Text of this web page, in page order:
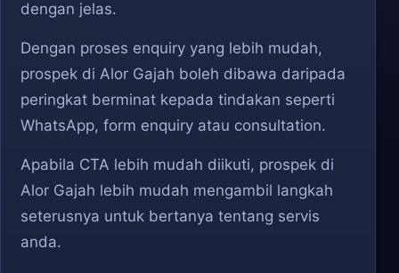
dengan jelas.
Dengan proses enquiry yang lebih mudah,
prospek di Alor Gajah boleh dibawa daripada
peringkat berminat kepada tindakan seperti
WhatsApp, form enquiry atau consultation.
Apabila CTA lebih mudah diikuti, prospek di
Alor Gajah lebih mudah mengambil langkah
seterusnya untuk bertanya tentang servis
anda.